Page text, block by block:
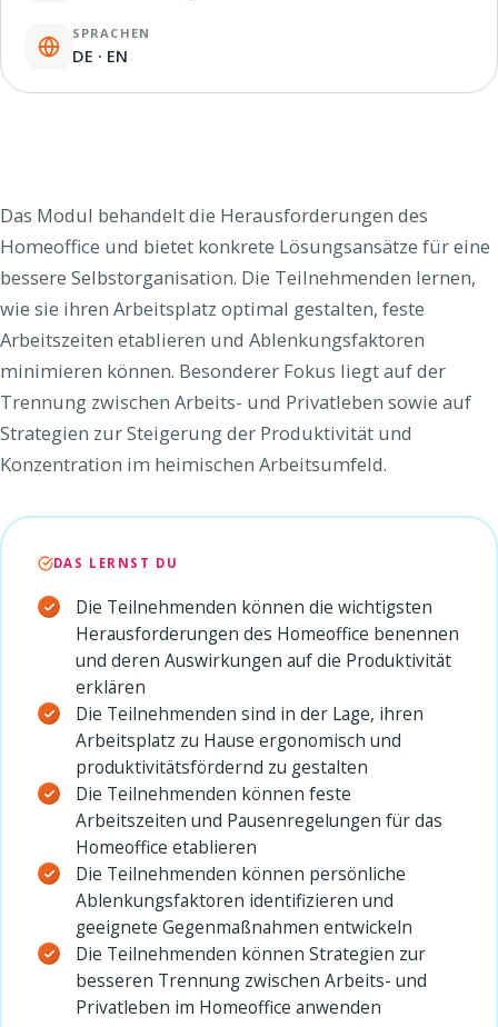
SPRACHEN
DE · EN
Das Modul behandelt die Herausforderungen des
Homeoffice und bietet konkrete Lösungsansätze für eine
bessere Selbstorganisation. Die Teilnehmenden lernen,
wie sie ihren Arbeitsplatz optimal gestalten, feste
Arbeitszeiten etablieren und Ablenkungsfaktoren
minimieren können. Besonderer Fokus liegt auf der
Trennung zwischen Arbeits- und Privatleben sowie auf
Strategien zur Steigerung der Produktivität und
Konzentration im heimischen Arbeitsumfeld.
DAS LERNST DU
Die Teilnehmenden können die wichtigsten
Herausforderungen des Homeoffice benennen
und deren Auswirkungen auf die Produktivität
erklären
Die Teilnehmenden sind in der Lage, ihren
Arbeitsplatz zu Hause ergonomisch und
produktivitätsfördernd zu gestalten
Die Teilnehmenden können feste
Arbeitszeiten und Pausenregelungen für das
Homeoffice etablieren
Die Teilnehmenden können persönliche
Ablenkungsfaktoren identifizieren und
geeignete Gegenmaßnahmen entwickeln
Die Teilnehmenden können Strategien zur
besseren Trennung zwischen Arbeits- und
Privatleben im Homeoffice anwenden